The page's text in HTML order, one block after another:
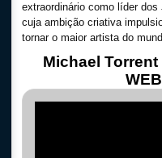
extraordinário como líder
cuja ambição criativa
tornar o maior artista do
Michael